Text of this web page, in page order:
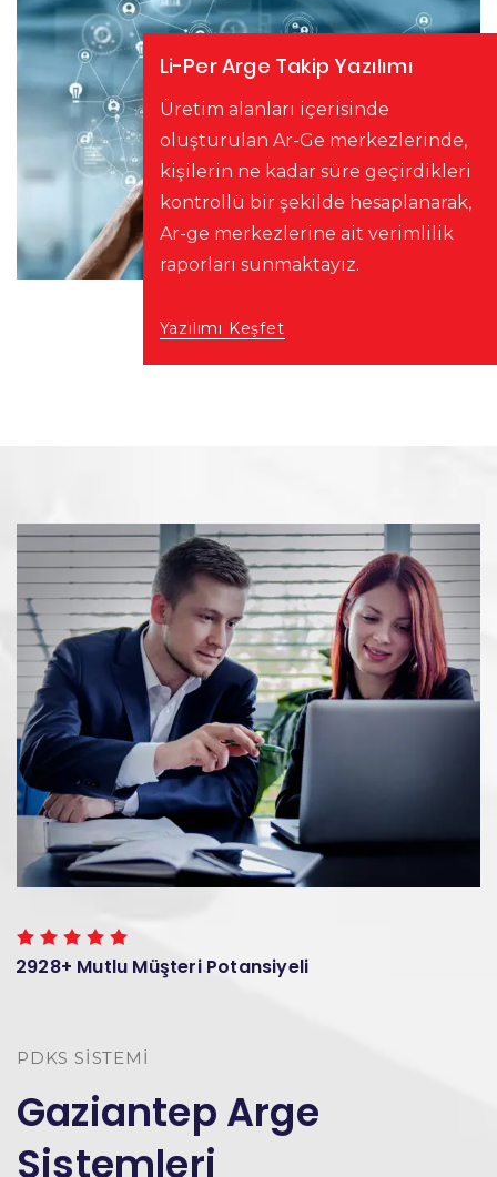
Li-Per Arge Takip Yazılımı
Üretim alanları içerisinde
oluşturulan Ar-Ge merkezlerinde,
kişilerin ne kadar süre geçirdikleri
kontrollü bir şekilde hesaplanarak,
Ar-ge merkezlerine ait verimlilik
raporları sunmaktayız.
Yazılımı Keşfet
2928+ Mutlu Müşteri Potansiyeli
PDKS SISTEMI
Gaziantep Arge
Sistemleri